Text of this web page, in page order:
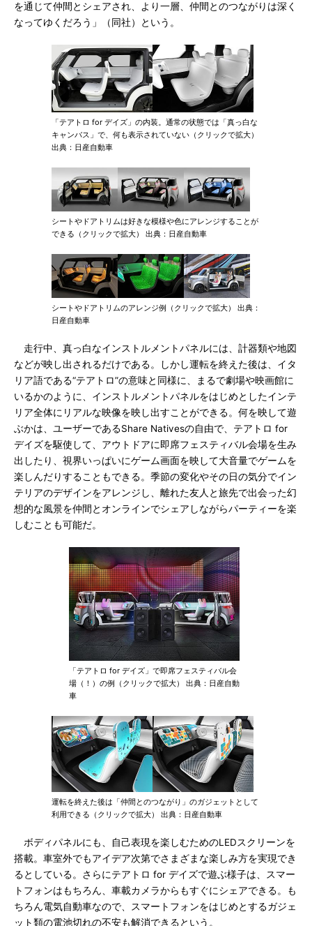
を通じて仲間とシェアされ、より一層、仲間とのつながりは深く
なってゆくだろう」（同社）という。
「テアトロ for デイズ」の内装。通常の状態では「真っ白な
キャンバス」で、何も表示されていない（クリックで拡大）
出典：日産自動車
シートやドアトリムは好きな模様や色にアレンジすることが
できる（クリックで拡大） 出典：日産自動車
シートやドアトリムのアレンジ例（クリックで拡大） 出典：
日産自動車
走行中、真っ白なインストルメントパネルには、計器類や地図
などが映し出されるだけである。しかし運転を終えた後は、イタ
リア語である“テアトロ”の意味と同様に、まるで劇場や映画館に
いるかのように、インストルメントパネルをはじめとしたインテ
リア全体にリアルな映像を映し出すことができる。何を映して遊
ぶかは、ユーザーであるShare Nativesの自由で、テアトロ for
デイズを駆使して、アウトドアに即席フェスティバル会場を生み
出したり、視界いっぱいにゲーム画面を映して大音量でゲームを
楽しんだりすることもできる。季節の変化やその日の気分でイン
テリアのデザインをアレンジし、離れた友人と旅先で出会った幻
想的な風景を仲間とオンラインでシェアしながらパーティーを楽
しむことも可能だ。
「テアトロ for デイズ」で即席フェスティバル会
場（！）の例（クリックで拡大） 出典：日産自動
車
運転を終えた後は「仲間とのつながり」のガジェットとして
利用できる（クリックで拡大） 出典：日産自動車
ボディパネルにも、自己表現を楽しむためのLEDスクリーンを
搭載。車室外でもアイデア次第でさまざまな楽しみ方を実現でき
るとしている。さらにテアトロ for デイズで遊ぶ様子は、スマー
トフォンはもちろん、車載カメラからもすぐにシェアできる。も
ちろん電気自動車なので、スマートフォンをはじめとするガジェ
ット類の電池切れの不安も解消できるという。